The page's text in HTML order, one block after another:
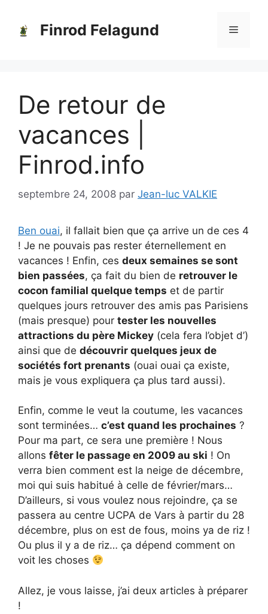
contenu
Finrod Felagund Menu
De retour de
vacances |
Finrod.info
septembre 24, 2008 par Jean-luc VALKIE
Ben ouai, il fallait bien que ça arrive un de ces 4
! Je ne pouvais pas rester éternellement en
vacances ! Enfin, ces deux semaines se sont
bien passées, ça fait du bien de retrouver le
cocon familial quelque temps et de partir
quelques jours retrouver des amis pas Parisiens
(mais presque) pour tester les nouvelles
attractions du père Mickey (cela fera l’objet d’)
ainsi que de découvrir quelques jeux de
sociétés fort prenants (ouai ouai ça existe,
mais je vous expliquera ça plus tard aussi).
Enfin, comme le veut la coutume, les vacances
sont terminées… c’est quand les prochaines ?
Pour ma part, ce sera une première ! Nous
allons fêter le passage en 2009 au ski ! On
verra bien comment est la neige de décembre,
moi qui suis habitué à celle de février/mars…
D’ailleurs, si vous voulez nous rejoindre, ça se
passera au centre UCPA de Vars à partir du 28
décembre, plus on est de fous, moins ya de riz !
Ou plus il y a de riz… ça dépend comment on
voit les choses
Allez, je vous laisse, j’ai deux articles à préparer
!